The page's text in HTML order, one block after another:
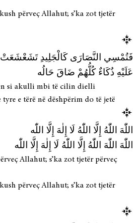
përveç Allahut; s’ka zot tjetër
فَتُمْسِي النَّصَارَى كَالْجَلِيدِ تَشَعْشَعَتْ
عَلَيْهِ ذُكَاءٌ كُلُّهُمْ ضَاقَ حَالُه
si akulli mbi të cilin dielli
e tërë në dëshpërim do të jetë
اللّٰهَ اللّٰهُ إِلَّا اللّٰهُ لَا إِلٰهَ إِلَّا اللّٰه
اللّٰهَ اللّٰهَ اللّٰهُ إِلَّا اللّٰهُ لَا إِلٰهَ إِلَّا اللّٰه
Allahut; s’ka zot tjetër përveç
përveç Allahut; s’ka zot tjetër